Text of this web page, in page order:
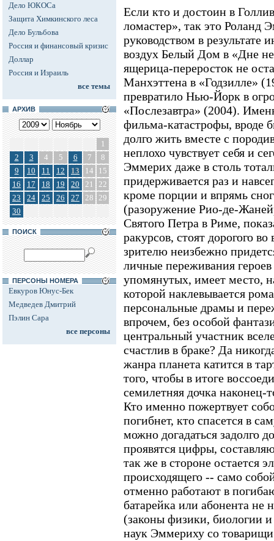
Дело ЮКОСа
Защита Химкинского леса
Дело Бульбова
Россия и финансовый кризис
Доллар
Россия и Израиль
все темы
АРХИВ
1
2
3 4 5 6 7
8
9
10 11 12 13 14
15
16
17 18 19 20 21
22
23
24 25 26 27 28 29
30
ПОИСК
ПЕРСОНЫ НОМЕРА
Евкуров Юнус-Бек
Медведев Дмитрий
Пэлин Сара
все персоны
Если кто и достоин в
ломастер», так это Роланд
руководством в результате
воздух Белый Дом в «Дне
ящерица-переросток не
Манхэттена в «Годзилле»
превратило Нью-Йорк в
«Послезавтра» (2004).
фильма-катастрофы, вроде
долго жить вместе с
неплохо чувствует себя и
Эммерих даже в столь
придерживается раз и
кроме порции и впрямь
(разоружение Рио-де-
Святого Петра в Риме,
ракурсов, стоят дорогого
зрителю неизбежно
личные переживания
упомянутых, имеет место,
которой наклевывается
персональные драмы и
впрочем, без особой
центральный участник
счастлив в браке? Да
жанра планета катится в
того, чтобы в итоге
семилетняя дочка наконец-
Кто именно пожертвует
погибнет, кто спасется в
можно догадаться задолго
проявятся цифры,
так же в стороне остается
происходящего -- само
отменно работают в
батарейка или абонента не
(законы физики, биологии
наук Эммериху со